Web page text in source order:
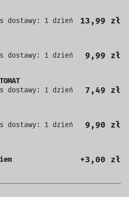
dostawy: 1 dzień
13,99 zł
dostawy: 1 dzień
9,99 zł
dostawy: 1 dzień
7,49 zł
dostawy: 1 dzień
9,90 zł
+3,00 zł